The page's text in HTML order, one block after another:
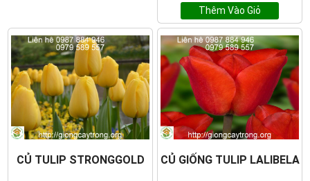
Thêm Vào Giỏ
CỦ TULIP STRONGGOLD CỦ GIỐNG TULIP LALIBELA